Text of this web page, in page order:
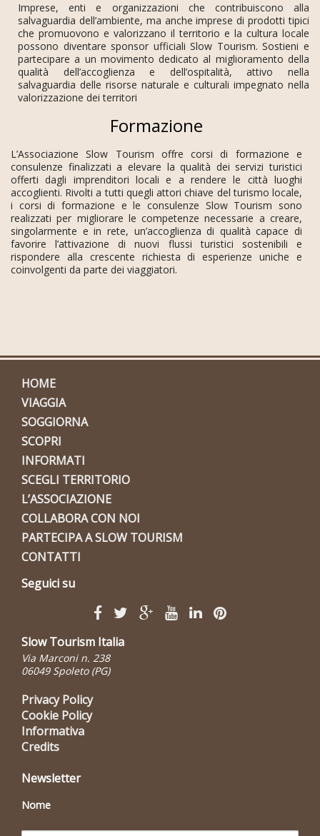
Imprese, enti e organizzazioni che contribuiscono alla
salvaguardia dell’ambiente, ma anche imprese di prodotti tipici
che promuovono e valorizzano il territorio e la cultura locale
possono diventare sponsor ufficiali Slow Tourism. Sostieni e
partecipare a un movimento dedicato al miglioramento della
qualità dell’accoglienza e dell’ospitalità, attivo nella
salvaguardia delle risorse naturale e culturali impegnato nella
valorizzazione dei territori
Formazione
L’Associazione Slow Tourism offre corsi di formazione e
consulenze finalizzati a elevare la qualità dei servizi turistici
offerti dagli imprenditori locali e a rendere le città luoghi
accoglienti. Rivolti a tutti quegli attori chiave del turismo locale,
i corsi di formazione e le consulenze Slow Tourism sono
realizzati per migliorare le competenze necessarie a creare,
singolarmente e in rete, un’accoglienza di qualità capace di
favorire l’attivazione di nuovi flussi turistici sostenibili e
rispondere alla crescente richiesta di esperienze uniche e
coinvolgenti da parte dei viaggiatori.
HOME
VIAGGIA
SOGGIORNA
SCOPRI
INFORMATI
SCEGLI TERRITORIO
L’ASSOCIAZIONE
COLLABORA CON NOI
PARTECIPA A SLOW TOURISM
CONTATTI
Seguici su
Slow Tourism Italia
Via Marconi n. 238
06049 Spoleto (PG)
Privacy Policy
Cookie Policy
Informativa
Credits
Newsletter
Nome